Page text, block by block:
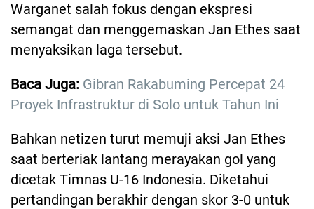
Warganet salah fokus dengan ekspresi
semangat dan menggemaskan Jan Ethes saat
menyaksikan laga tersebut.
Baca Juga: Gibran Rakabuming Percepat 24
Proyek Infrastruktur di Solo untuk Tahun Ini
Bahkan netizen turut memuji aksi Jan Ethes
saat berteriak lantang merayakan gol yang
dicetak Timnas U-16 Indonesia. Diketahui
pertandingan berakhir dengan skor 3-0 untuk